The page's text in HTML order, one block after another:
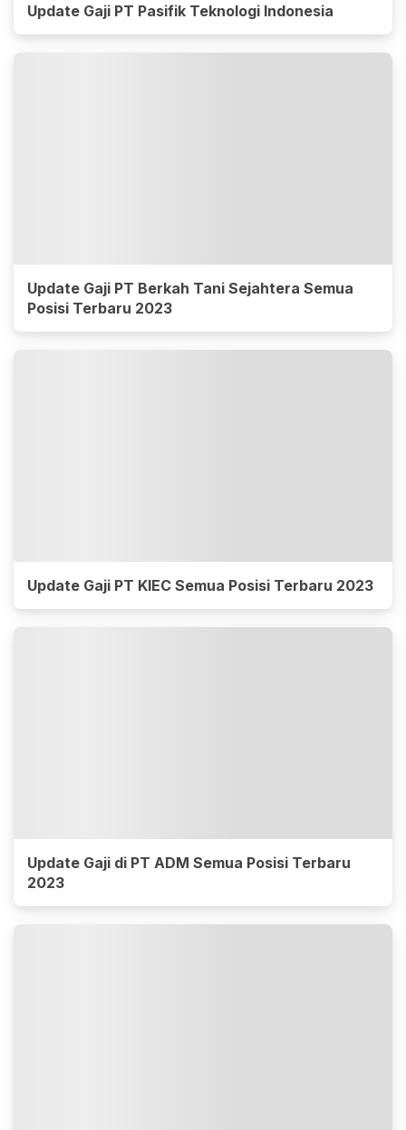
Update Gaji PT Pasifik Teknologi Indonesia
Update Gaji PT Berkah Tani Sejahtera Semua
Posisi Terbaru 2023
Update Gaji PT KIEC Semua Posisi Terbaru 2023
Update Gaji di PT ADM Semua Posisi Terbaru
2023